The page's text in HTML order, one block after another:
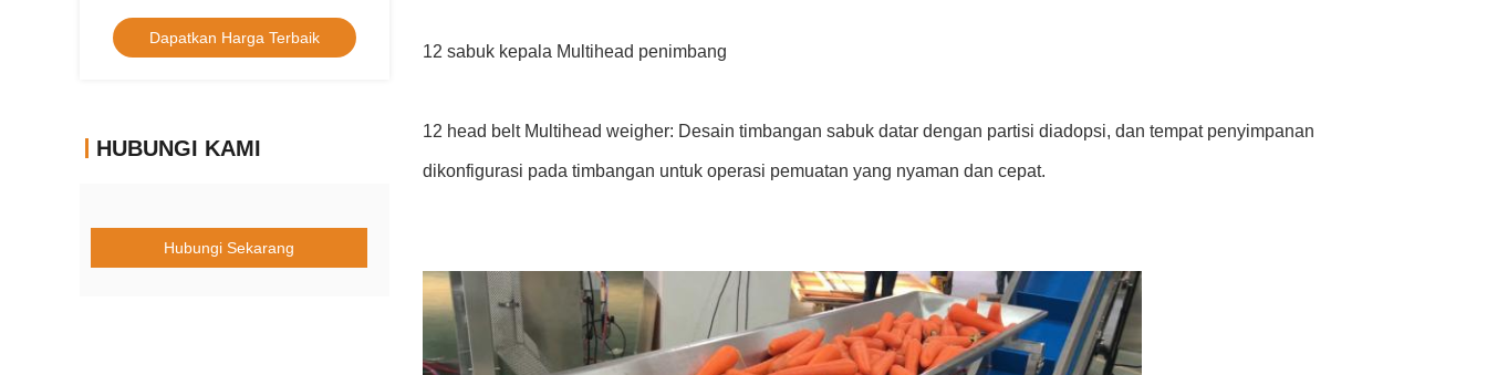
& Timbangan Linier Buah
Dapatkan Harga Terbaik
HUBUNGI KAMI
Hubungi Sekarang
12 sabuk kepala Multihead penimbang
12 head belt Multihead weigher: Desain timbangan sabuk datar dengan partisi diadopsi, dan tempat penyimpanan
dikonfigurasi pada timbangan untuk operasi pemuatan yang nyaman dan cepat.